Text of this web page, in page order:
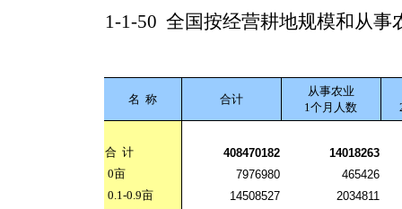
1-1-50 全国按经营耕地规模和从事
名 称 合计
从事农业
1个月人数
合 计 408470182
14018263
0亩 7976980
465426
0.1-0.9亩 14508527
2034811